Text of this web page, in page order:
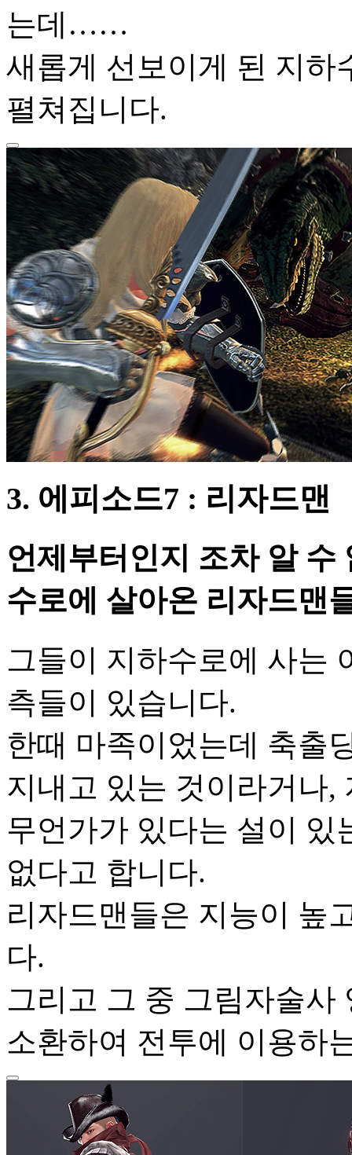
는데……
새롭게 선보이게 된 지하
펼쳐집니다.
3. 에피소드7 : 리자드맨
언제부터인지 조차 알 수
수로에 살아온 리자드맨
그들이 지하수로에 사는
측들이 있습니다.
한때 마족이었는데 축출
지내고 있는 것이라거나,
무언가가 있다는 설이 있
없다고 합니다.
리자드맨들은 지능이 높
다.
그리고 그 중 그림자술사
소환하여 전투에 이용하